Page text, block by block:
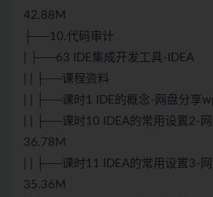
42.88M
├──10.代码审计
| ├──63 IDE集成开发工具-IDEA
| | ├──课程资料
| | ├──课时1 IDE的概念-网盘分享
| | ├──课时10 IDEA的常用设置2-
36.78M
| | ├──课时11 IDEA的常用设置3-
35.36M